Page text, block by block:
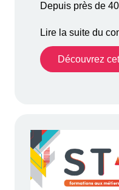
Depuis près de
Lire la suite du
Découvrez